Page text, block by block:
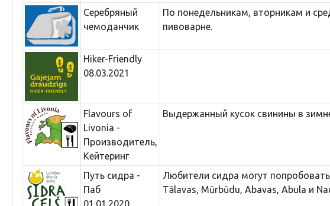
Серебряный
чемоданчик
По понедельникам, вторникам и
пивоварне.
Hiker-Friendly
08.03.2021
Flavours of
Livonia -
Производитель,
Кейтеринг
Выдержанный кусок свинины в
Путь сидра -
Паб
01.01.2020
Любители сидра могут
Tālavas, Mūrbūdu, Abavas, Abula и